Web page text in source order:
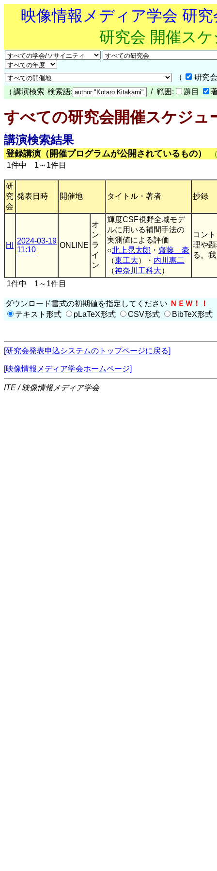
映像情報メディア学会 研
研究会 開催ス
（
研究
（ 講演検索 検索語: / 範囲: 題目
すべての研究会開催スケジュ
講演検索結果
登録講演（開催プログラムが公開されているもの）
1件中 1～1件目
研
究
会
発表日時 開催地 タイトル・著者 抄録
HI
2024-03-19
11:10
ONLINE
オ
ン
ラ
イ
ン
輝度CSF視野全域モデ
ルに用いる補間手法の
実測値による評価
○北上晃太郎 ・ 齋藤 豪
（東工大）・ 内川惠二
（神奈川工科大）
コン
理や
る。
1件中 1～1件目
ダウンロード書式の初期値を指定してください ＮＥＷ！！
テキスト形式
pLaTeX形式 CSV形式 BibTeX形式
[研究会発表申込システムのトップページに戻る]
[映像情報メディア学会ホームページ]
ITE / 映像情報メディア学会